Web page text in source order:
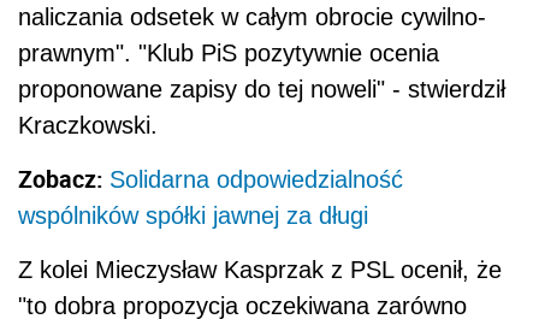
naliczania odsetek w całym obrocie cywilno-
prawnym". "Klub PiS pozytywnie ocenia
proponowane zapisy do tej noweli" - stwierdził
Kraczkowski.
Zobacz: Solidarna odpowiedzialność
wspólników spółki jawnej za długi
Z kolei Mieczysław Kasprzak z PSL ocenił, że
"to dobra propozycja oczekiwana zarówno